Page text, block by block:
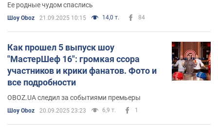
Ее родные чудом спаслись
Шоу Oboz 21.09.2025 10:15 14,0 т. 84
Как прошел 5 выпуск шоу
"МастерШеф 16": громкая ссора
участников и крики фанатов. Фото и
все подробности
OBOZ.UA следил за событиями премьеры
Шоу Oboz 20.09.2025 23:23 6,9 т. 1